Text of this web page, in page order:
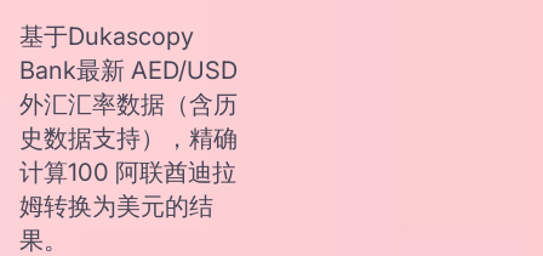
基于Dukascopy
Bank最新 AED/USD
外汇汇率数据（含历
史数据支持），精确
计算100 阿联酋迪拉
姆转换为美元的结
果。